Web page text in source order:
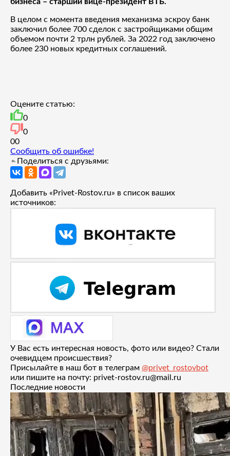
В целом с момента введения механизма эскроу банк
заключил более 700 сделок с застройщиками общим
объемом почти 2 трлн рублей. За 2022 год заключено
более 230 новых кредитных соглашений.
Оцените статью:
0
0
00
Сообщить об ошибке!
Поделиться с друзьями:
Добавить «Privet-Rostov.ru» в список ваших
источников:
У Вас есть интересная новость, фото или видео? Стали
очевидцем происшествия?
Присылайте в наш бот в телеграм @privet_rostovbot
или пишите на почту: privet-rostov.ru@mail.ru
Последние новости